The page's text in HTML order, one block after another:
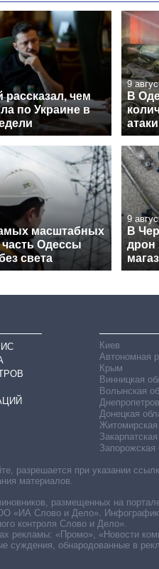
рассказал, чем
по Украине в
9
В
масштабных
часть Одессы
света
9
В
дрон
Киев
Автономная
Крым
Винницкая
Волынская
Донецкая
Житомирская
Запорожская
разрешается при указании
материалов.
размещенных на
«ИА Слово и Дело».
контроля Слово и Дело».
рекламы: «Промо», «Новости
суждения, обнародованные в